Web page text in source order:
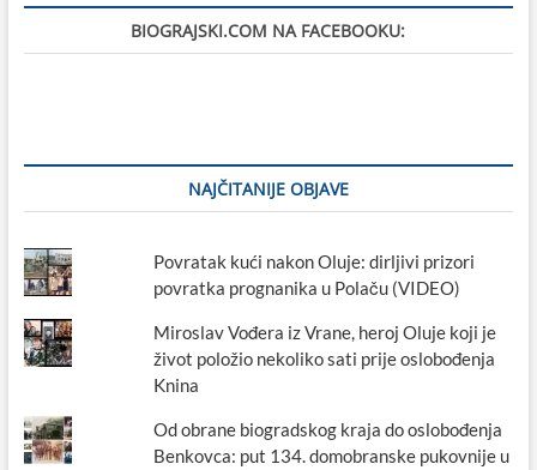
BIOGRAJSKI.COM NA FACEBOOKU:
NAJČITANIJE OBJAVE
Povratak kući nakon Oluje: dirljivi prizori
povratka prognanika u Polaču (VIDEO)
Miroslav Vođera iz Vrane, heroj Oluje koji je
život položio nekoliko sati prije oslobođenja
Knina
Od obrane biogradskog kraja do oslobođenja
Benkovca: put 134. domobranske pukovnije u